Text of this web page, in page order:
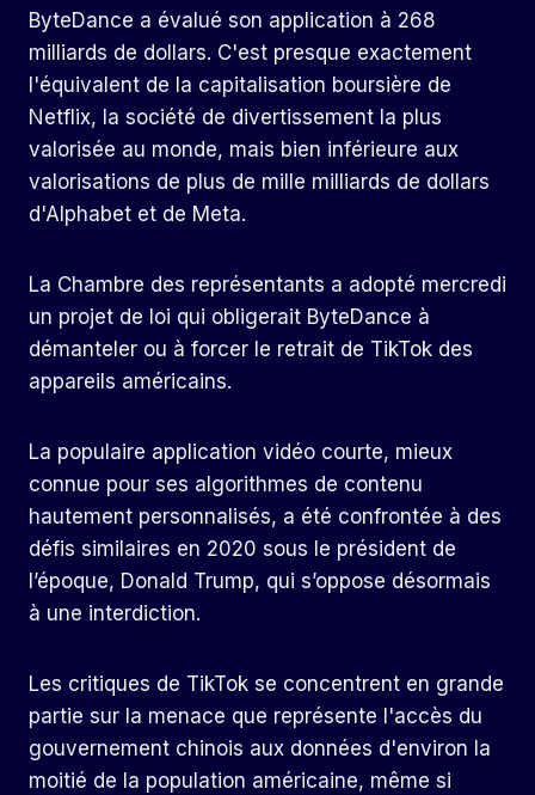
ByteDance a évalué son application à 268
milliards de dollars. C'est presque exactement
l'équivalent de la capitalisation boursière de
Netflix, la société de divertissement la plus
valorisée au monde, mais bien inférieure aux
valorisations de plus de mille milliards de dollars
d'Alphabet et de Meta.
La Chambre des représentants a adopté mercredi
un projet de loi qui obligerait ByteDance à
démanteler ou à forcer le retrait de TikTok des
appareils américains.
La populaire application vidéo courte, mieux
connue pour ses algorithmes de contenu
hautement personnalisés, a été confrontée à des
défis similaires en 2020 sous le président de
l’époque, Donald Trump, qui s’oppose désormais
à une interdiction.
Les critiques de TikTok se concentrent en grande
partie sur la menace que représente l'accès du
gouvernement chinois aux données d'environ la
moitié de la population américaine, même si